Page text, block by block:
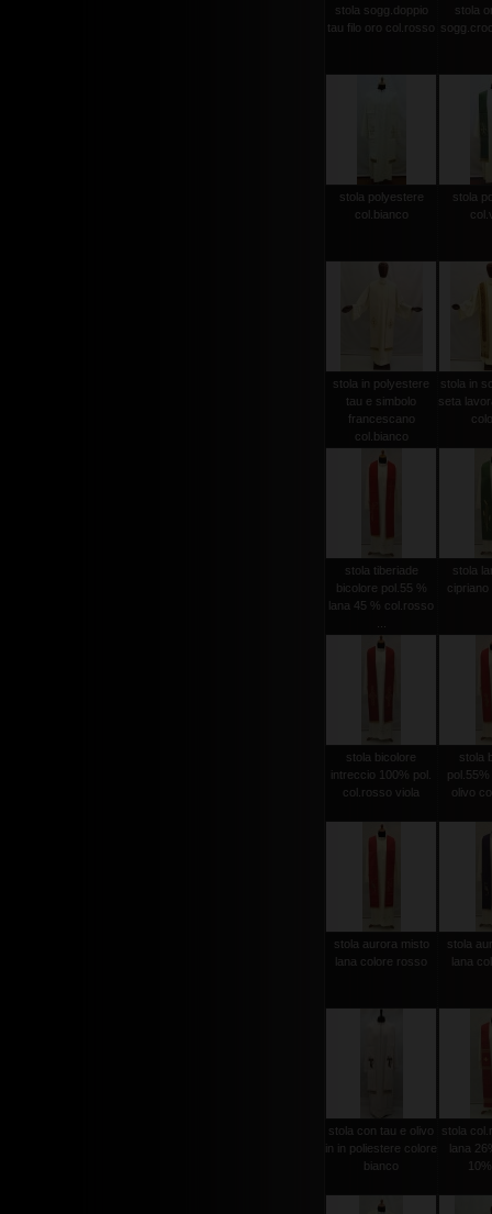
stola sogg.doppio
tau filo oro col.rosso
stola
stola polyestere
col.bianco
stola
stola in polyestere
tau e simbolo
francescano
col.bianco
stola in
seta
stola tiberiade
bicolore pol.55 %
lana 45 % col.rosso
stola
stola bicolore
intreccio 100% pol.
col.rosso viola
stola
olivo
stola aurora misto
lana colore rosso
stola
lana
stola con tau e olivo
in in poliestere colore
bianco
stola
lana